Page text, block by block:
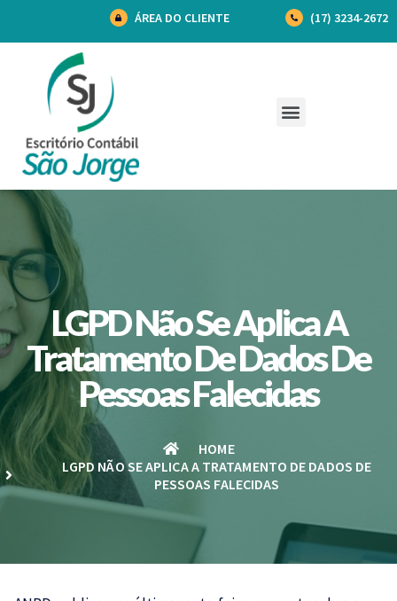
ÁREA DO CLIENTE (17) 3234-2672
LGPD Não Se Aplica A
Tratamento De Dados De
Pessoas Falecidas
HOME
LGPD NÃO SE APLICA A TRATAMENTO DE DADOS DE
PESSOAS FALECIDAS